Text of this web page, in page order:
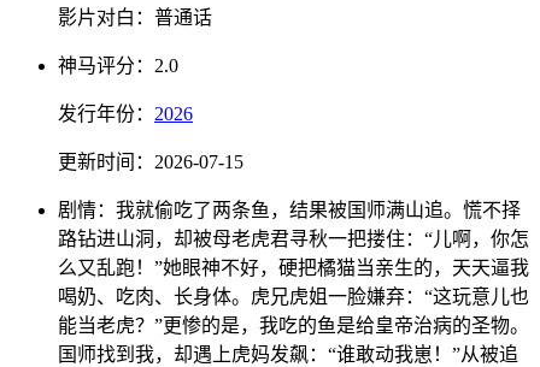
影片对白： 普通话
神马评分： 2.0
发行年份： 2026
更新时间： 2026-07-15
剧情： 我就偷吃了两条鱼，结果被国师满山追。慌不择
路钻进山洞，却被母老虎君寻秋一把搂住：“儿啊，你怎
么又乱跑！”她眼神不好，硬把橘猫当亲生的，天天逼我
喝奶、吃肉、长身体。虎兄虎姐一脸嫌弃：“这玩意儿也
能当老虎？”更惨的是，我吃的鱼是给皇帝治病的圣物。
国师找到我，却遇上虎妈发飙：“谁敢动我崽！”从被追